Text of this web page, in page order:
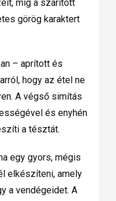
míg a szárított
görög karaktert
– aprított és
hogy az étel ne
A végső simítás
és enyhén
a tésztát.
egy gyors, mégis
elkészíteni, amely
a vendégeidet. A